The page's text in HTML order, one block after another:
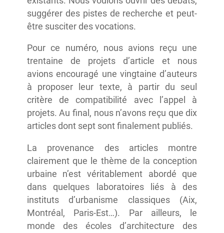
suggérer des pistes de recherche et peut-
être susciter des vocations.
Pour ce numéro, nous avions reçu une
trentaine de projets d’article et nous
avions encouragé une vingtaine d’auteurs
à proposer leur texte, à partir du seul
critère de compatibilité avec l’appel à
projets. Au final, nous n’avons reçu que dix
articles dont sept sont finalement publiés.
La provenance des articles montre
clairement que le thème de la conception
urbaine n’est véritablement abordé que
dans quelques laboratoires liés à des
instituts d’urbanisme classiques (Aix,
Montréal, Paris-Est…). Par ailleurs, le
monde des écoles d’architecture des